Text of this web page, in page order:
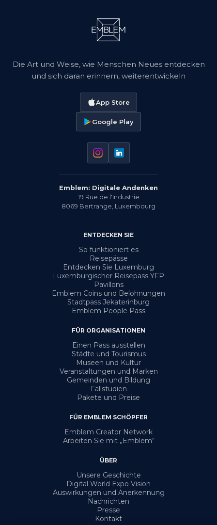
Die Art und Weise, wie Menschen Neues entdecken
und sich daran erinnern, weiterentwickeln
App Store
Google Play
Emblem: Digitale Andenken
19 Rue de l'Industrie
8069 Bertrange Luxembourg
ENTDECKEN SIE
So funktioniert es
Reisepässe
Entdecken Sie Luxemburg
Luxemburgischer Reisepass YFP
Pavillons
Emblem Coins und Belohnungen
Stadtpass Jekaterinburg
Emblem People Pass
FÜR ORGANISATIONEN
Einen Pass ausstellen
Städte und Tourismus
Museen und Kultur
Veranstaltungen und Marken
Gemeinden und Bildung
Fallstudien
Pakete und Preise
FÜR EMBLEM SCHÖPFER
Emblem Creator Network
Arbeiten Sie mit „Emblem“
ÜBER
Unsere Geschichte
Digital World Expo Vision
Auswirkungen und Anerkennung
Nachrichten
Presse
Kontakt